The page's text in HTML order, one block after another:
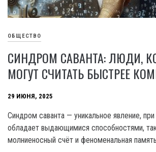
ОБЩЕСТВО
СИНДРОМ САВАНТА: ЛЮДИ,
МОГУТ СЧИТАТЬ БЫСТРЕЕ
29 ИЮНЯ, 2025
Синдром саванта — уникальное явление,
обладает выдающимися способностями,
молниеносный счёт и феноменальная